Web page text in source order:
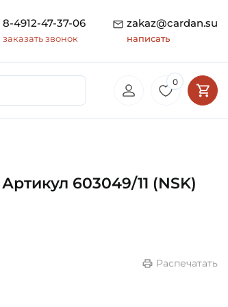
8-4912-47-37-06
заказать звонок
zakaz@cardan.su
написать
0
603049/11 (NSK)
Распечатать